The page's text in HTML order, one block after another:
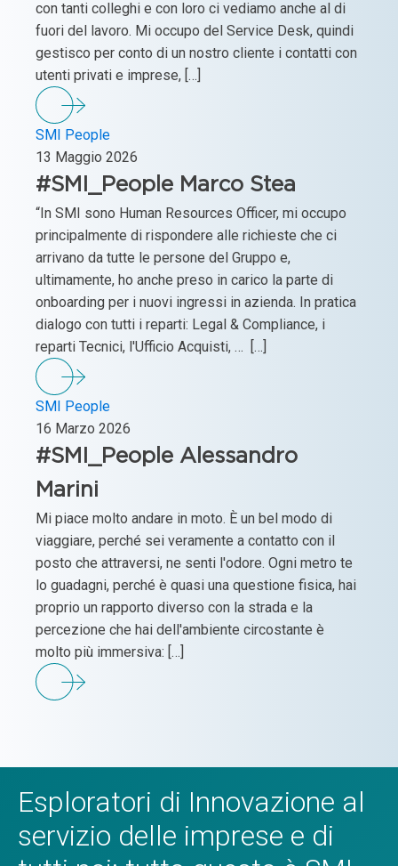
con tanti colleghi e con loro ci vediamo anche al di
fuori del lavoro. Mi occupo del Service Desk, quindi
gestisco per conto di un nostro cliente i contatti con
utenti privati e imprese, […]
SMI People
13 Maggio 2026
#SMI_People Marco Stea
“In SMI sono Human Resources Officer, mi occupo
principalmente di rispondere alle richieste che ci
arrivano da tutte le persone del Gruppo e,
ultimamente, ho anche preso in carico la parte di
onboarding per i nuovi ingressi in azienda. In pratica
dialogo con tutti i reparti: Legal & Compliance, i
reparti Tecnici, l'Ufficio Acquisti, … […]
SMI People
16 Marzo 2026
#SMI_People Alessandro
Marini
Mi piace molto andare in moto. È un bel modo di
viaggiare, perché sei veramente a contatto con il
posto che attraversi, ne senti l'odore. Ogni metro te
lo guadagni, perché è quasi una questione fisica, hai
proprio un rapporto diverso con la strada e la
percezione che hai dell'ambiente circostante è
molto più immersiva: […]
Esploratori di Innovazione al
servizio delle imprese e di